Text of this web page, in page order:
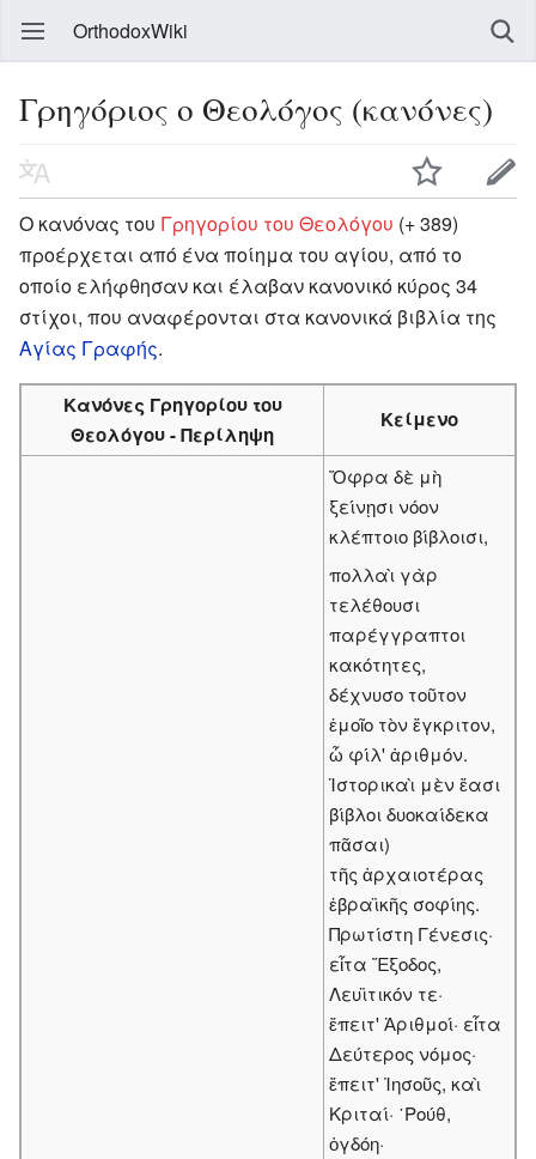
OrthodoxWiki
Γρηγόριος ο Θεολόγος (κανόνες)
Ο κανόνας του Γρηγορίου του Θεολόγου (+ 389)
προέρχεται από ένα ποίημα του αγίου, από το
οποίο ελήφθησαν και έλαβαν κανονικό κύρος 34
στίχοι, που αναφέρονται στα κανονικά βιβλία της
Αγίας Γραφής.
Κανόνες Γρηγορίου του
Θεολόγου - Περίληψη
Κείμενο
Ὄφρα δὲ μὴ
ξείνῃσι νόον
κλέπτοιο βίβλοισι,
πολλαὶ γὰρ
τελέθουσι
παρέγγραπτοι
κακότητες,
δέχνυσο τοῦτον
ἐμοῖο τὸν ἔγκριτον,
ὦ φίλ' ἀριθμόν.
Ἱστορικαὶ μὲν ἔασι
βίβλοι δυοκαίδεκα
πᾶσαι)
τῆς ἀρχαιοτέρας
ἑβραϊκῆς σοφίης.
Πρωτίστη Γένεσις·
εἶτα Ἔξοδος,
Λευϊτικόν τε·
ἔπειτ' Ἀριθμοί· εἶτα
Δεύτερος νόμος·
ἔπειτ' Ἰησοῦς, καὶ
Κριταί· ῾Ρούθ,
ὀγδόη·